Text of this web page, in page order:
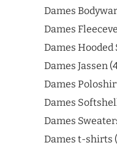
Dames
Dames
Dames Hooded
Dames Jassen
Dames
Dames
Dames
Dames t-shirts